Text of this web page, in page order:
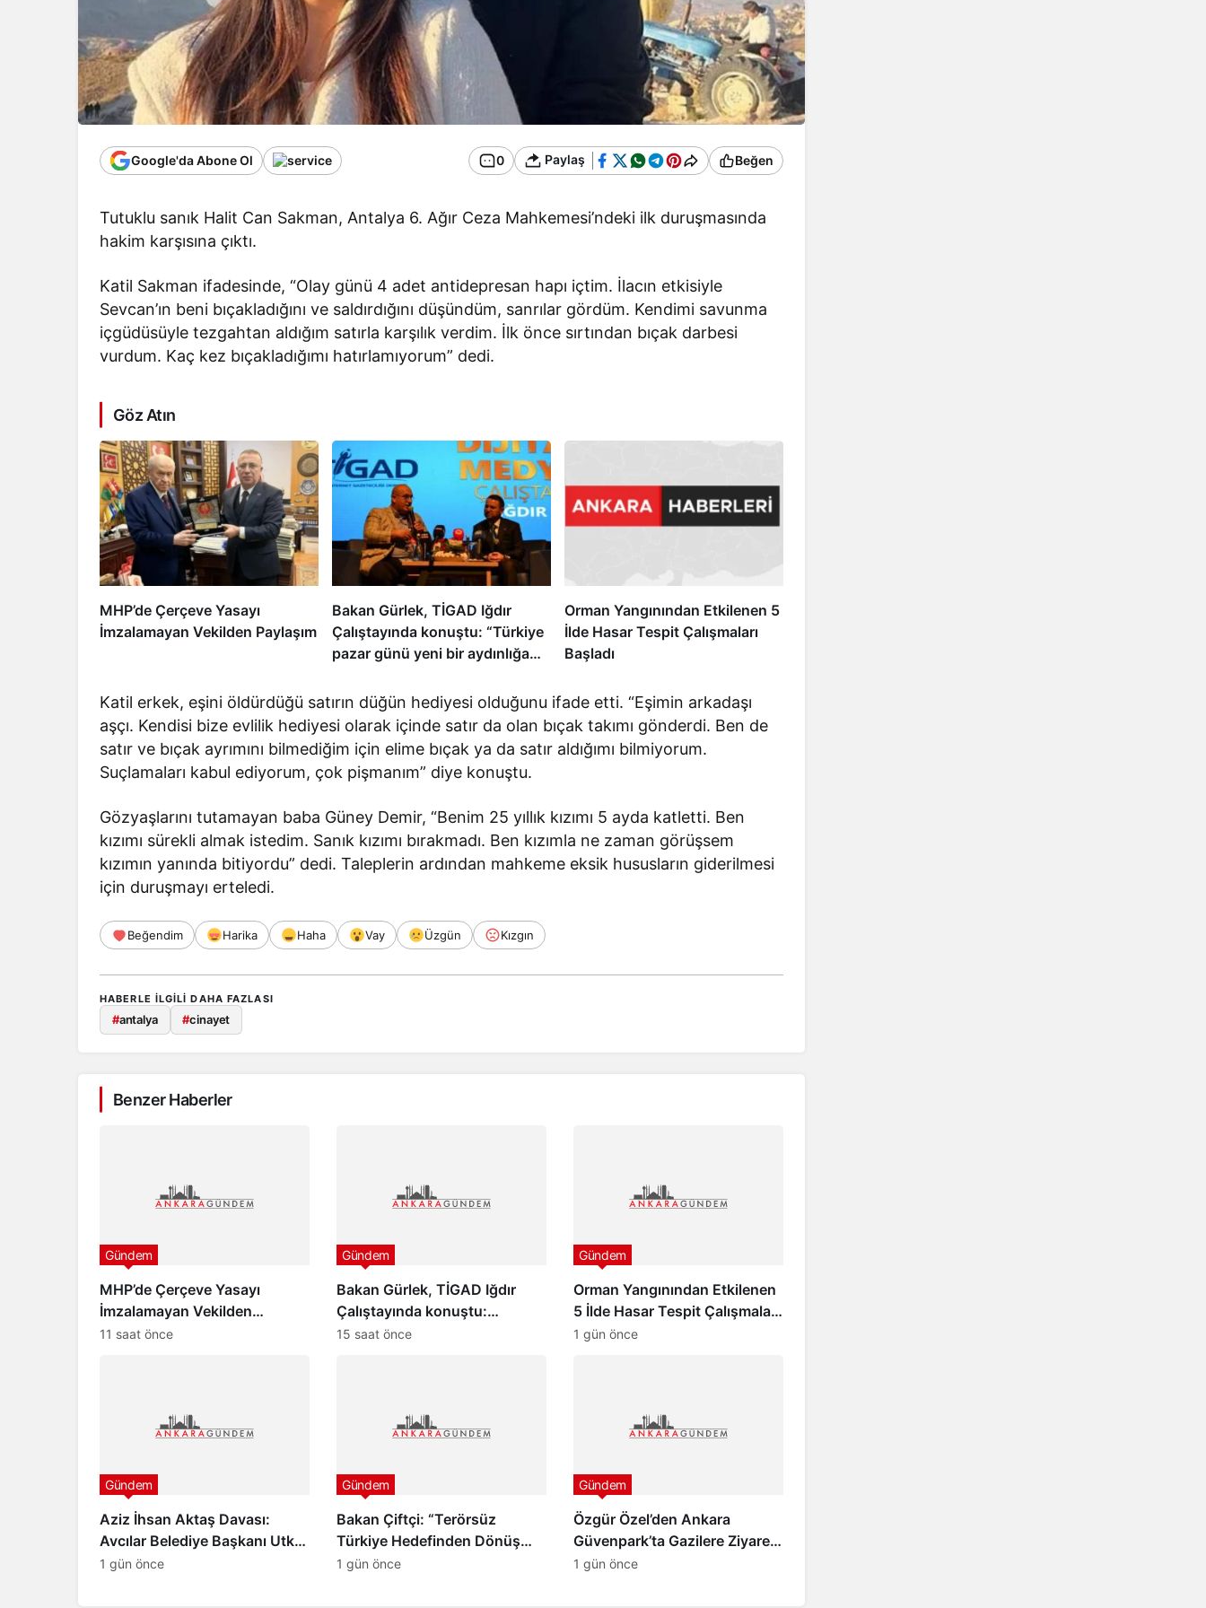
Google'da Abone Ol 0 Paylaş Beğen
Tutuklu sanık Halit Can Sakman, Antalya 6. Ağır Ceza Mahkemesi’ndeki ilk duruşmasında
hakim karşısına çıktı.
Katil Sakman ifadesinde, “Olay günü 4 adet antidepresan hapı içtim. İlacın etkisiyle
Sevcan’ın beni bıçakladığını ve saldırdığını düşündüm, sanrılar gördüm. Kendimi savunma
içgüdüsüyle tezgahtan aldığım satırla karşılık verdim. İlk önce sırtından bıçak darbesi
vurdum. Kaç kez bıçakladığımı hatırlamıyorum” dedi.
Göz Atın
MHP’de Çerçeve Yasayı
İmzalamayan Vekilden Paylaşım
Bakan Gürlek, TİGAD Iğdır
Çalıştayında konuştu: “Türkiye
pazar günü yeni bir aydınlığa
Orman Yangınından Etkilenen 5
İlde Hasar Tespit Çalışmaları
Başladı
Katil erkek, eşini öldürdüğü satırın düğün hediyesi olduğunu ifade etti. “Eşimin arkadaşı
aşçı. Kendisi bize evlilik hediyesi olarak içinde satır da olan bıçak takımı gönderdi. Ben de
satır ve bıçak ayrımını bilmediğim için elime bıçak ya da satır aldığımı bilmiyorum.
Suçlamaları kabul ediyorum, çok pişmanım” diye konuştu.
Gözyaşlarını tutamayan baba Güney Demir, “Benim 25 yıllık kızımı 5 ayda katletti. Ben
kızımı sürekli almak istedim. Sanık kızımı bırakmadı. Ben kızımla ne zaman görüşsem
kızımın yanında bitiyordu” dedi. Taleplerin ardından mahkeme eksik hususların giderilmesi
için duruşmayı erteledi.
Beğendim Harika Haha Vay Üzgün Kızgın
HABERLE ILGILI DAHA FAZLASI
#antalya #cinayet
Benzer Haberler
MHP’de Çerçeve Yasayı
İmzalamayan Vekilden
Paylaşım
Gündem
11 saat önce
Bakan Gürlek, TİGAD Iğdır
Çalıştayında konuştu:
“Türkiye pazar günü yeni bir
Gündem
15 saat önce
Orman Yangınından Etkilenen
5 İlde Hasar Tespit Çalışmaları
Başladı
Gündem
1 gün önce
Aziz İhsan Aktaş Davası:
Avcılar Belediye Başkanı Utku
Caner Çaykara ve Özcan
Gündem
1 gün önce
Bakan Çiftçi: “Terörsüz
Türkiye Hedefinden Dönüş
Yoktur”
Gündem
1 gün önce
Özgür Özel’den Ankara
Güvenpark’ta Gazilere Ziyaret
ve “Çerçeve Yasa” Mesajı
Gündem
1 gün önce